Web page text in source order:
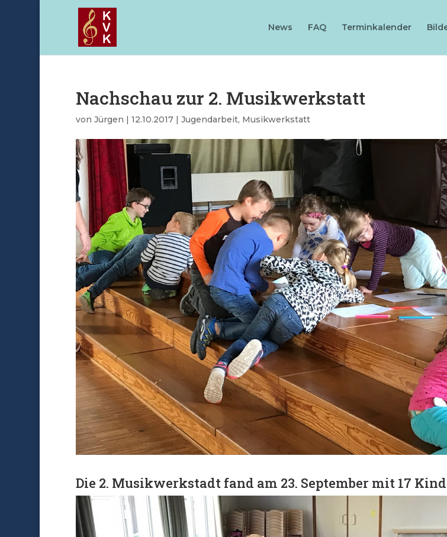
News FAQ Terminkalender
Nachschau zur 2. Musikwerkstatt
von Jürgen | 12.10.2017| Jugendarbeit, Musikwerkstatt
Die 2. Musikwerkstadt fand am 23. September mit 17